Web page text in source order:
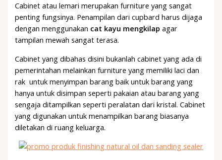
Cabinet atau lemari merupakan furniture yang sangat
penting fungsinya. Penampilan dari cupbard harus dijaga
dengan menggunakan cat kayu mengkilap agar
tampilan mewah sangat terasa.
Cabinet yang dibahas disini bukanlah cabinet yang ada di
pemerintahan melainkan furniture yang memiliki laci dan
rak untuk menyimpan barang baik untuk barang yang
hanya untuk disimpan seperti pakaian atau barang yang
sengaja ditampilkan seperti peralatan dari kristal. Cabinet
yang digunakan untuk menampilkan barang biasanya
diletakan di ruang keluarga.